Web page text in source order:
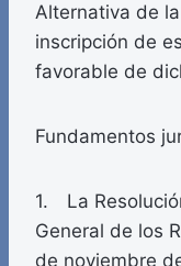
Alternativa de
inscripción de
favorable de
Fundamentos
1. La
General de los
de noviembre